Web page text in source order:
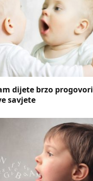
dijete brzo
savjete